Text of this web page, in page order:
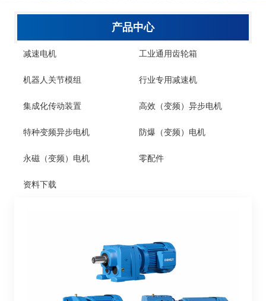
产品中心
减速电机 工业通用齿轮箱
机器人关节模组 行业专用减速机
集成化传动装置 高效（变频）异步电机
特种变频异步电机 防爆（变频）电机
永磁（变频）电机 零配件
资料下载